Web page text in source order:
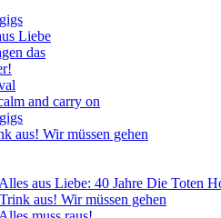
Liebe
das
and carry on
aus! Wir müssen gehen
aus Liebe: 40 Jahre Die Toten
aus! Wir müssen gehen